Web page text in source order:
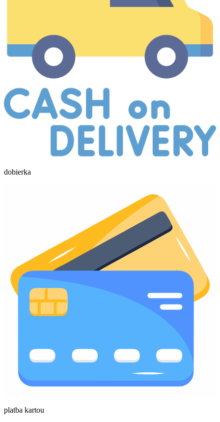
dobierka
platba kartou